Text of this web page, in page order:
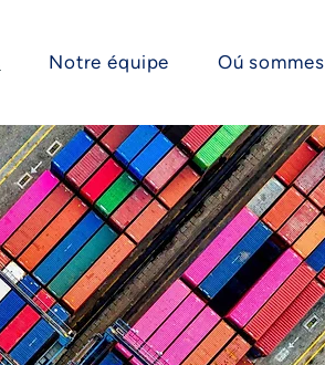
Notre équipe Oú sommes